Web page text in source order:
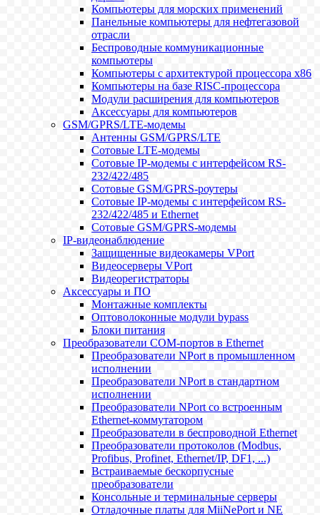
Компьютеры для морских применений
Панельные компьютеры для нефтегазовой
отрасли
Беспроводные коммуникационные
компьютеры
Компьютеры с архитектурой процессора x86
Компьютеры на базе RISC-процессора
Модули расширения для компьютеров
Аксессуары для компьютеров
GSM/GPRS/LTE-модемы
Антенны GSM/GPRS/LTE
Сотовые LTE-модемы
Сотовые IP-модемы с интерфейсом RS-
232/422/485
Сотовые GSM/GPRS-роутеры
Сотовые IP-модемы с интерфейсом RS-
232/422/485 и Ethernet
Сотовые GSM/GPRS-модемы
IP-видеонаблюдение
Защищенные видеокамеры VPort
Видеосерверы VPort
Видеорегистраторы
Аксессуары и ПО
Монтажные комплекты
Оптоволоконные модули bypass
Блоки питания
Преобразователи COM-портов в Ethernet
Преобразователи NPort в промышленном
исполнении
Преобразователи NPort в стандартном
исполнении
Преобразователи NPort со встроенным
Ethernet-коммутатором
Преобразователи в беспроводной Ethernet
Преобразователи протоколов (Modbus,
Profibus, Profinet, Ethernet/IP, DF1, ...)
Встраиваемые бескорпусные
преобразователи
Консольные и терминальные серверы
Отладочные платы для MiiNePort и NE